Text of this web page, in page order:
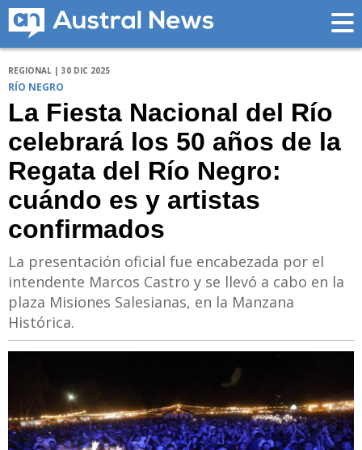
REGIONAL | 30 DIC 2025
RÍO NEGRO
La Fiesta Nacional del Río
celebrará los 50 años de la
Regata del Río Negro:
cuándo es y artistas
confirmados
La presentación oficial fue encabezada por el
intendente Marcos Castro y se llevó a cabo en la
plaza Misiones Salesianas, en la Manzana
Histórica.